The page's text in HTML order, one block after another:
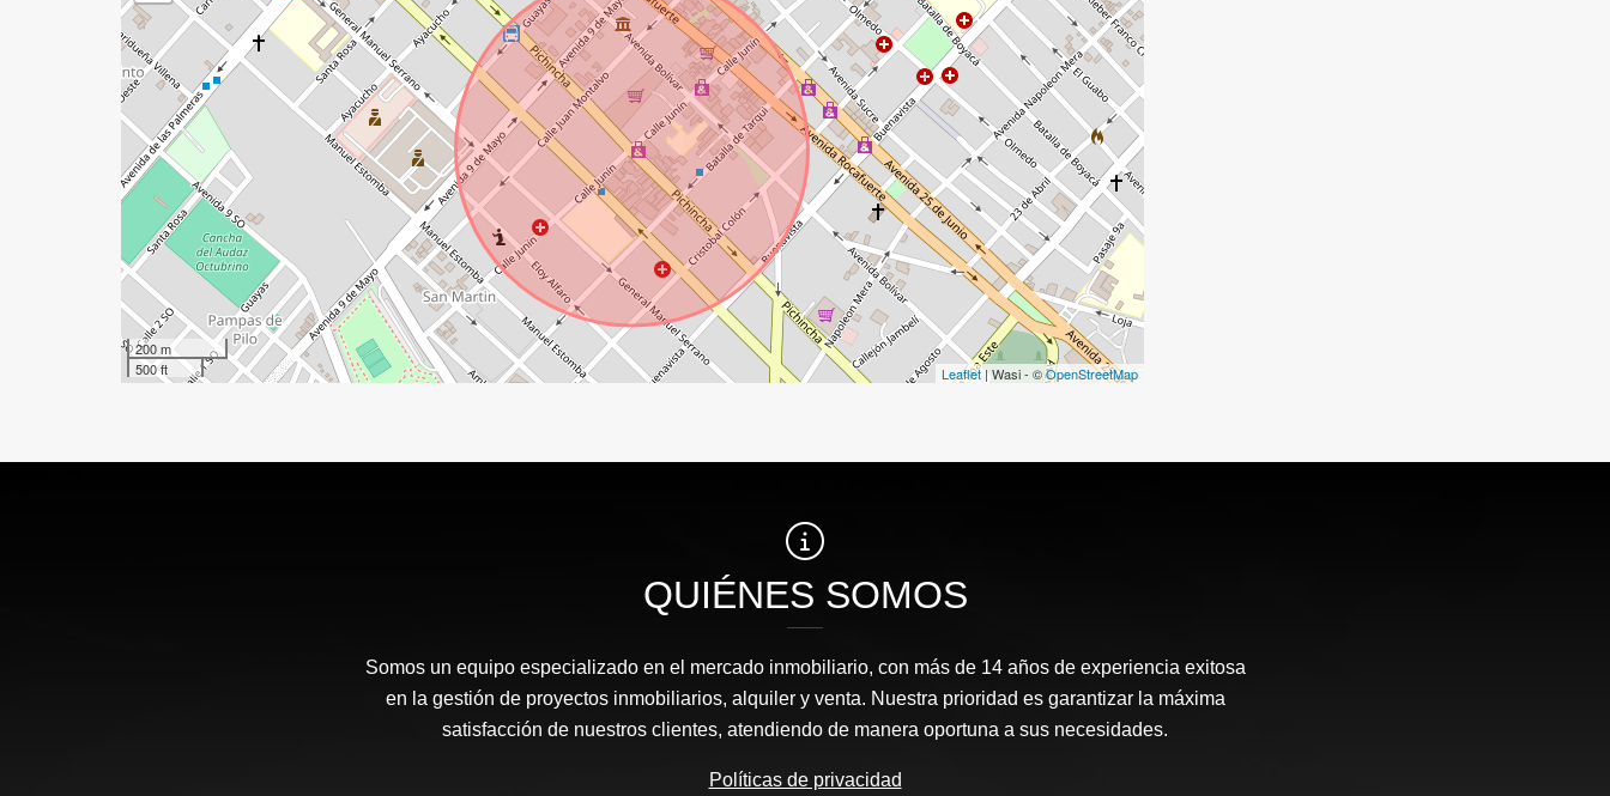
200 m
500 ft
Leaflet| Wasi - ©OpenStreetMap
QUIÉNES SOMOS
Somos un equipo especializado en el mercado inmobiliario, con más de 14 años de experiencia exitosa
en la gestión de proyectos inmobiliarios, alquiler y venta. Nuestra prioridad es garantizar la máxima
satisfacción de nuestros clientes, atendiendo de manera oportuna a sus necesidades.
Políticas de privacidad